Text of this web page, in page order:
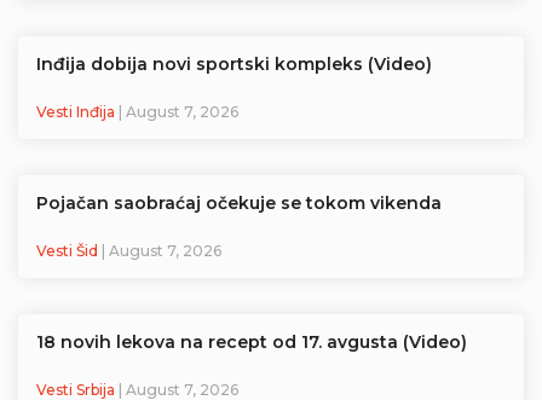
Inđija dobija novi sportski kompleks (Video)
Vesti Inđija | August 7, 2026
Pojačan saobraćaj očekuje se tokom vikenda
Vesti Šid | August 7, 2026
18 novih lekova na recept od 17. avgusta (Video)
Vesti Srbija | August 7, 2026